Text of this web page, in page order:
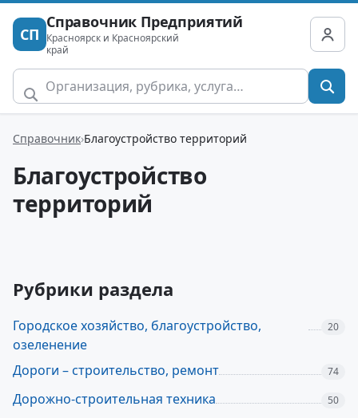
СП
Справочник Предприятий
Красноярск и Красноярский
край
Справочник Благоустройство территорий
Благоустройство
территорий
Рубрики раздела
Городское хозяйство, благоустройство,
озеленение
20
Дороги – строительство, ремонт 74
Дорожно-строительная техника 50